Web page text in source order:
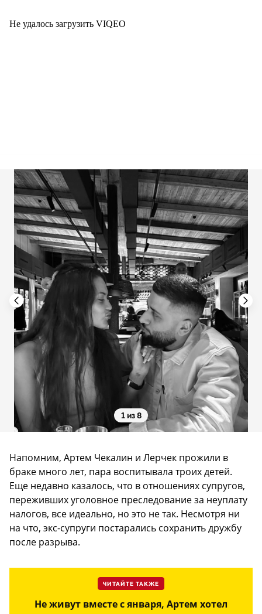
Не удалось загрузить VIQEO
1 из 8
Напомним, Артем Чекалин и Лерчек прожили в
браке много лет, пара воспитывала троих детей.
Еще недавно казалось, что в отношениях супругов,
переживших уголовное преследование за неуплату
налогов, все идеально, но это не так. Несмотря ни
на что, экс-супруги постарались сохранить дружбу
после разрыва.
ЧИТАЙТЕ ТАКЖЕ
Не живут вместе с января, Артем хотел